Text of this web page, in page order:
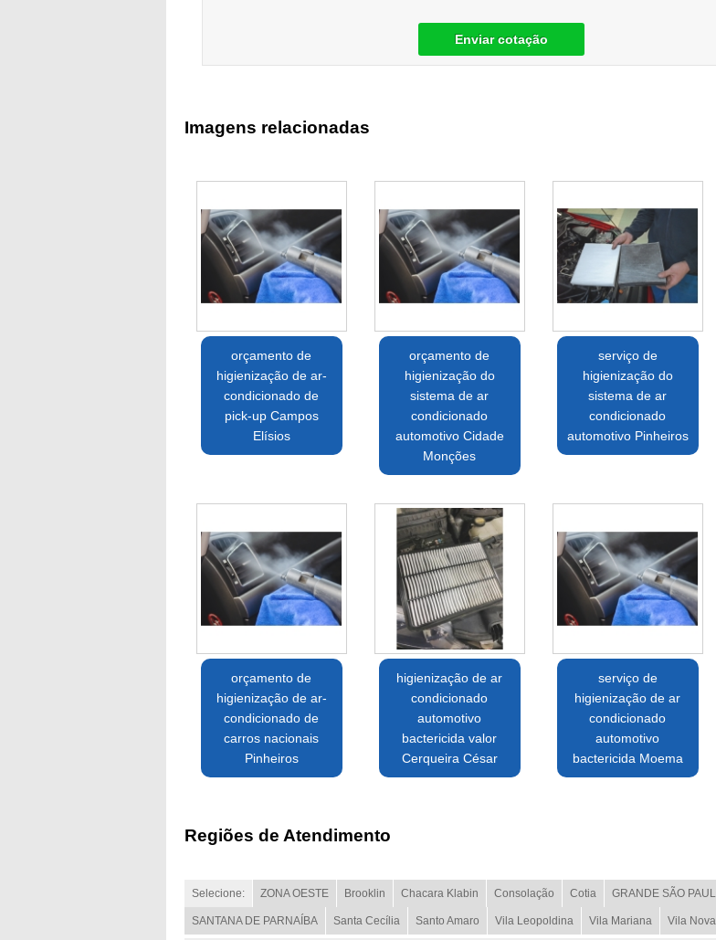
Enviar cotação
Imagens relacionadas
orçamento de
higienização de ar-
condicionado de
pick-up Campos
Elísios
orçamento de
higienização do
sistema de ar
condicionado
automotivo Cidade
Monções
serviço de
higienização do
sistema de ar
condicionado
automotivo Pinheiros
orçamento de
higienização de ar-
condicionado de
carros nacionais
Pinheiros
higienização de ar
condicionado
automotivo
bactericida valor
Cerqueira César
serviço de
higienização de ar
condicionado
automotivo
bactericida Moema
Regiões de Atendimento
Selecione: ZONA OESTE Brooklin Chacara Klabin Consolação Cotia GRANDE SÃO
SANTANA DE PARNAÍBA Santa Cecília Santo Amaro Vila Leopoldina Vila Mariana Vila